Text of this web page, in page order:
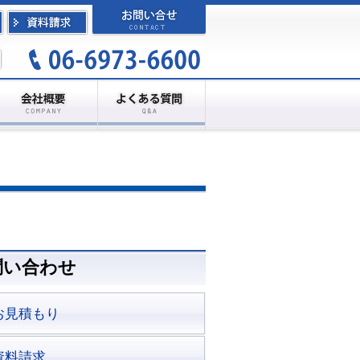
合わせ
見積もり
料請求